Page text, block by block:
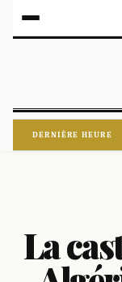
DERNIÈRE HEURE
dès 2026 |
La